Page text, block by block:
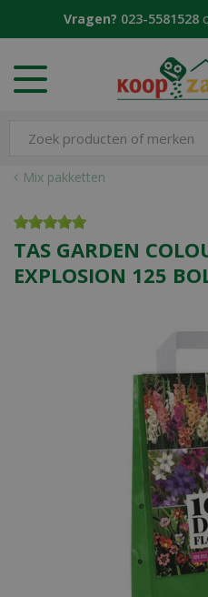
Mix pakketten
Vragen? 023-5581528
TAS GARDEN
EXPLOSION 125